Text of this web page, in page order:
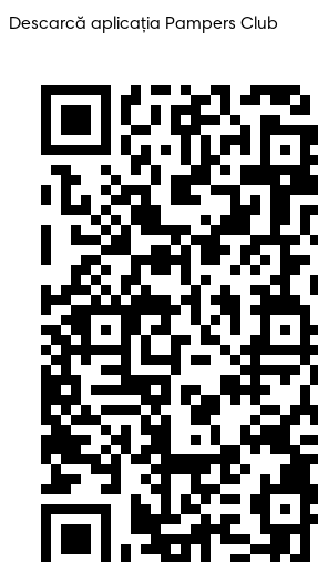
Descarcă aplicația Pampers Club